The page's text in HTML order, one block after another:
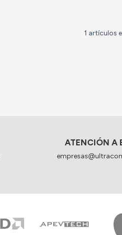
1 artículos
ATENCIÓN A